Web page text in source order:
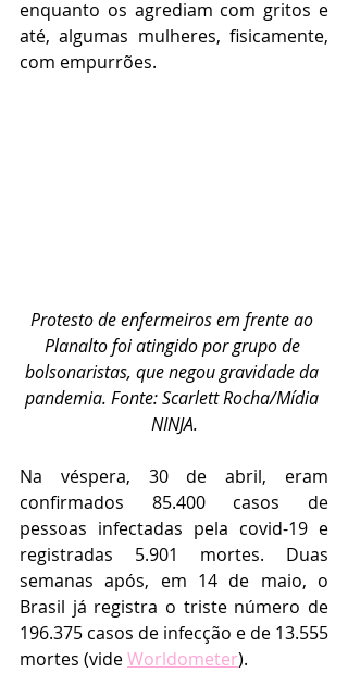
enquanto os agrediam com gritos e
até, algumas mulheres, fisicamente,
com empurrões.
Protesto de enfermeiros em frente ao
Planalto foi atingido por grupo de
bolsonaristas, que negou gravidade da
pandemia. Fonte: Scarlett Rocha/Mídia
NINJA.
Na véspera, 30 de abril, eram
confirmados 85.400 casos de
pessoas infectadas pela covid-19 e
registradas 5.901 mortes. Duas
semanas após, em 14 de maio, o
Brasil já registra o triste número de
196.375 casos de infecção e de 13.555
mortes (vide Worldometer).